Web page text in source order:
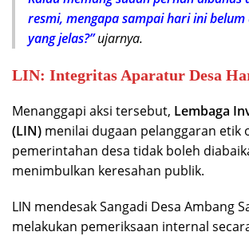
resmi, mengapa sampai hari ini
yang jelas?” ujarnya.
LIN: Integritas Aparatur Desa
Menanggapi aksi tersebut, Lembaga
(LIN) menilai dugaan pelanggaran etik
pemerintahan desa tidak boleh
menimbulkan keresahan publik.
LIN mendesak Sangadi Desa Ambang
melakukan pemeriksaan internal